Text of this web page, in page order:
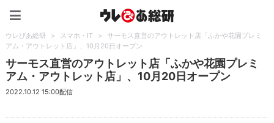
ウレぴあ総研 > スマホ・IT >
サーモス直営のアウトレット店「ふかや花園プレミ
アム・アウトレット店」、10月20日オープン
サーモス直営のアウトレット店「ふかや花園プレミ
アム・アウトレット店」、10月20日オープン
2022.10.12 15:00配信